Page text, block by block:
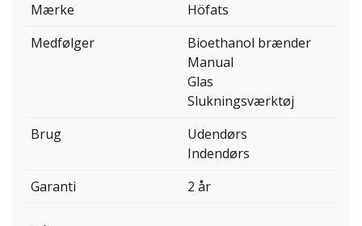
Mærke
Höfats
Medfølger
Bioethanol brænder
Manual
Glas
Slukningsværktøj
Brug
Udendørs
Indendørs
Garanti
2 år